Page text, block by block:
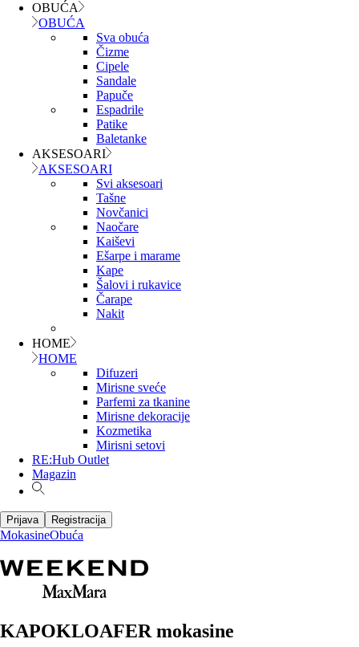
OBUĆA
OBUĆA
Sva obuća
Čizme
Cipele
Sandale
Papuče
Espadrile
Patike
Baletanke
AKSESOARI
AKSESOARI
Svi aksesoari
Tašne
Novčanici
Naočare
Kaiševi
Ešarpe i marame
Kape
Šalovi i rukavice
Čarape
Nakit
HOME
HOME
Difuzeri
Mirisne sveće
Parfemi za tkanine
Mirisne dekoracije
Kozmetika
Mirisni setovi
RE:Hub Outlet
Magazin
Prijava Registracija
MokasineObuća
KAPOKLOAFER mokasine